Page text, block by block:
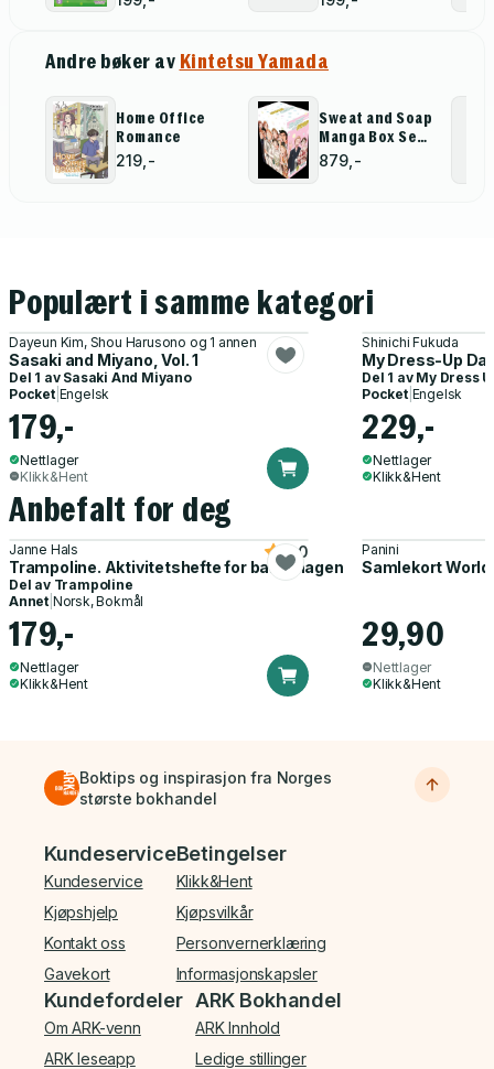
Andre bøker av Kintetsu Yamada
Home Office
Romance
219,-
Sweat and Soap
Manga Box Set
2
879,-
Populært i samme kategori
Dayeun Kim, Shou Harusono og 1 annen
Sasaki and Miyano, Vol. 1
Del 1 av Sasaki And Miyano
Pocket| Engelsk
179,-
Nettlager
Klikk&Hent
Shinichi Fukuda
My Dress-Up
Del 1 av My Dress
Pocket| Engelsk
229,-
Nettlager
Klikk&Hent
Anbefalt for deg
Janne Hals
Trampoline. Aktivitetshefte for barnehagen
5.0
Del av Trampoline
Annet Norsk, Bokmål
179,-
Nettlager
Klikk&Hent
Panini
Samlekort
29,90
Nettlager
Klikk&Hent
Boktips og inspirasjon fra Norges
største bokhandel
Bunnmeny
Kundeservice
Kundeservice
Kjøpshjelp
Kontakt oss
Gavekort
Betingelser
Klikk&Hent
Kjøpsvilkår
Personvernerklæring
Informasjonskapsler
Kundefordeler
Om ARK-venn
ARK leseapp
ARK Bokhandel
ARK Innhold
Ledige stillinger